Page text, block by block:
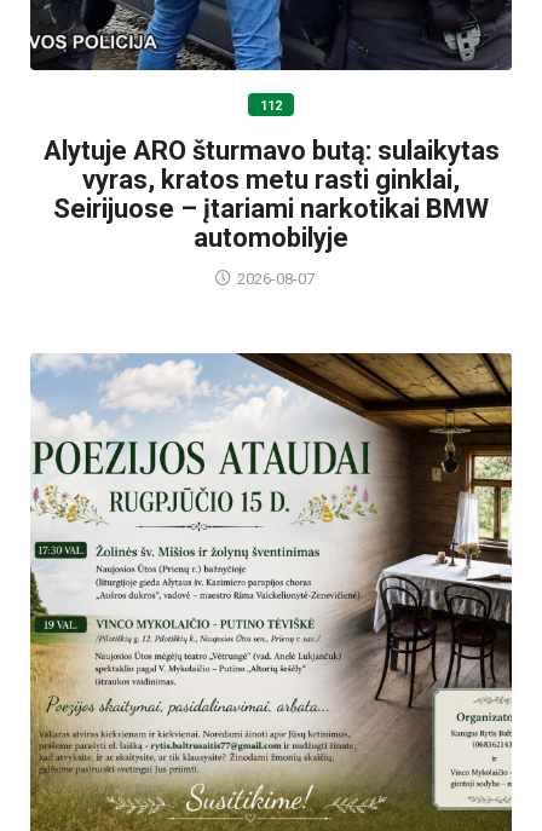
112
Alytuje ARO šturmavo butą: sulaikytas
vyras, kratos metu rasti ginklai,
Seirijuose – įtariami narkotikai BMW
automobilyje
2026-08-07